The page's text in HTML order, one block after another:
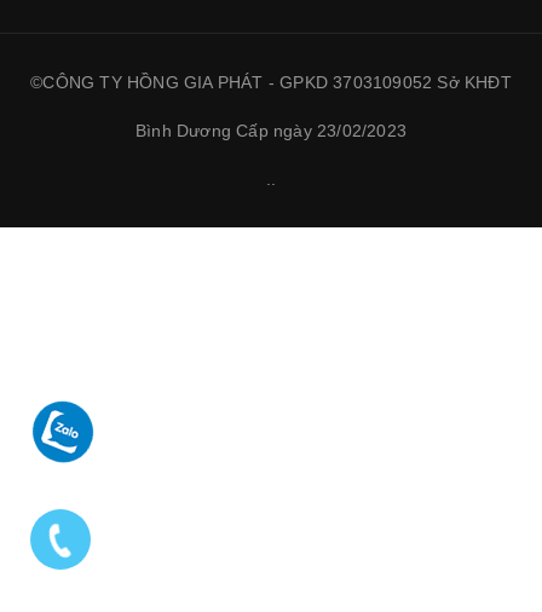
©CÔNG TY HỒNG GIA PHÁT - GPKD 3703109052 Sở KHĐT
Bình Dương Cấp ngày 23/02/2023
..